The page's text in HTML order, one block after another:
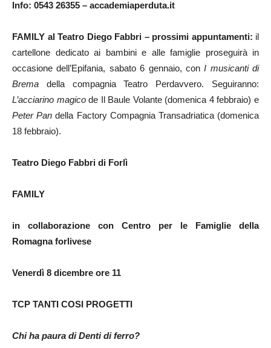
Info: 0543 26355 – accademiaperduta.it
FAMILY al Teatro Diego Fabbri – prossimi appuntamenti: il
cartellone dedicato ai bambini e alle famiglie proseguirà in
occasione dell’Epifania, sabato 6 gennaio, conI musicanti di
Brema della compagnia Teatro Perdavvero. Seguiranno:
L’acciarino magicode Il Baule Volante (domenica 4 febbraio) e
Peter Pan della Factory Compagnia Transadriatica (domenica
18 febbraio).
Teatro Diego Fabbri di Forlì
FAMILY
in collaborazione con Centro per le Famiglie della
Romagna forlivese
Venerdì 8 dicembre ore 11
TCP TANTI COSI PROGETTI
Chi ha paura di Denti di ferro?